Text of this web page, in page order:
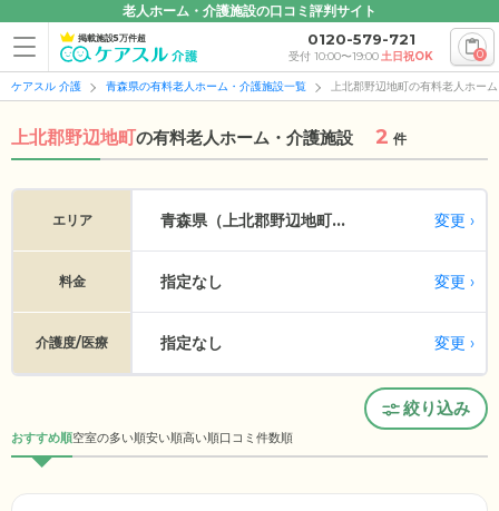
老人ホーム・介護施設の口コミ評判サイト
掲載施設5万件超 0120-579-721
受付 10:00〜19:00土日祝OK 0
ケアスル 介護 青森県の有料老人ホーム・介護施設一覧 上北郡野辺地町の有料老人ホー
上北郡野辺地町の有料老人ホーム・介護施設 2 件
エリア 青森県（上北郡野辺地町... 変更
料金 指定なし 変更
介護度/医療 指定なし 変更
絞り込み
おすすめ順空室の多い順安い順高い順口コミ件数順